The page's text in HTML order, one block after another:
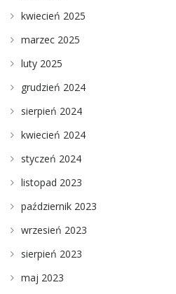
kwiecień 2025
marzec 2025
luty 2025
grudzień 2024
sierpień 2024
kwiecień 2024
styczeń 2024
listopad 2023
październik 2023
wrzesień 2023
sierpień 2023
maj 2023